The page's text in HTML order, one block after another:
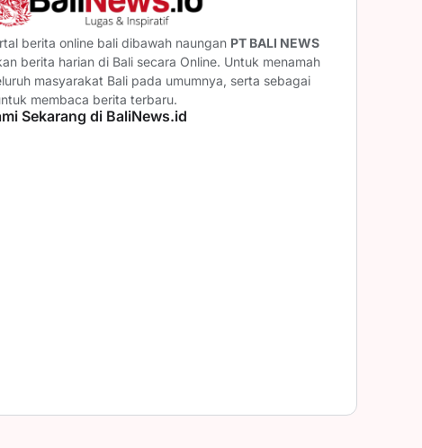
berita online bali dibawah naungan PT BALI NEWS
berita harian di Bali secara Online. Untuk menamah
masyarakat Bali pada umumnya, serta sebagai
membaca berita terbaru.
Sekarang di BaliNews.id